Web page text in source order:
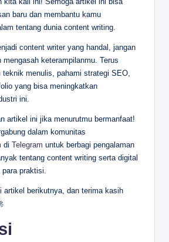
baru dan membantu kamu
tentang dunia content writing.
content writer yang handal, jangan
mengasah keterampilanmu. Terus
teknik menulis, pahami strategi SEO,
yang bisa meningkatkan
ini.
artikel ini jika menurutmu bermanfaat!
dalam komunitas
di Telegram untuk berbagi pengalaman
tentang content writing serta digital
praktisi.
artikel berikutnya, dan terima kasih